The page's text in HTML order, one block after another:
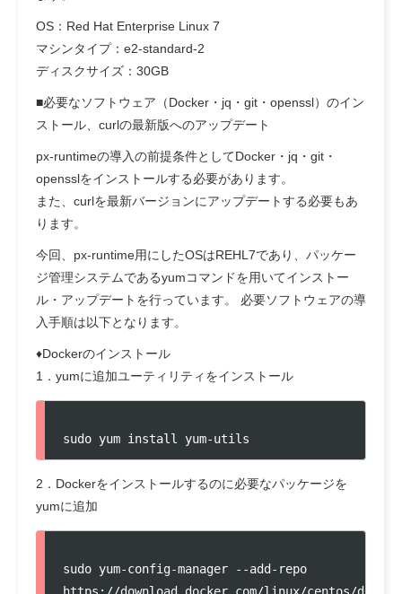
OS：Red Hat Enterprise Linux 7
マシンタイプ：e2-standard-2
ディスクサイズ：30GB
■必要なソフトウェア（Docker・jq・git・openssl）のイン
ストール、curlの最新版へのアップデート
px-runtimeの導入の前提条件としてDocker・jq・git・
opensslをインストールする必要があります。
また、curlを最新バージョンにアップデートする必要もあ
ります。
今回、px-runtime用にしたOSはREHL7であり、パッケー
ジ管理システムであるyumコマンドを用いてインストー
ル・アップデートを行っています。 必要ソフトウェアの導
入手順は以下となります。
♦Dockerのインストール
1．yumに追加ユーティリティをインストール
sudo yum install yum-utils
2．Dockerをインストールするのに必要なパッケージを
yumに追加
sudo yum-config-manager --add-repo